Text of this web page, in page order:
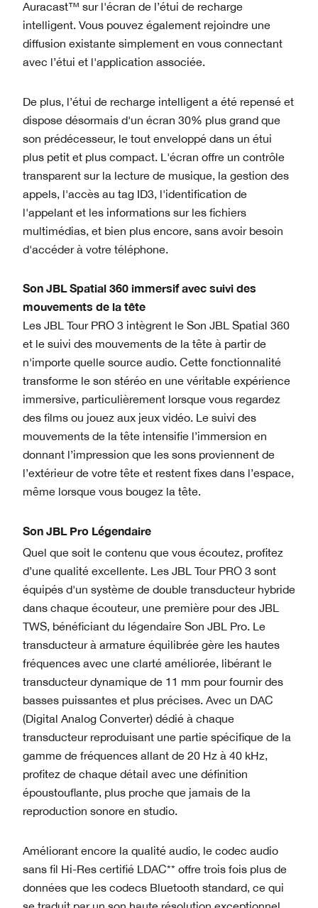
Auracast™ sur l'écran de l’étui de recharge
intelligent. Vous pouvez également rejoindre une
diffusion existante simplement en vous connectant
avec l’étui et l'application associée.
De plus, l’étui de recharge intelligent a été repensé et
dispose désormais d'un écran 30% plus grand que
son prédécesseur, le tout enveloppé dans un étui
plus petit et plus compact. L'écran offre un contrôle
transparent sur la lecture de musique, la gestion des
appels, l'accès au tag ID3, l'identification de
l'appelant et les informations sur les fichiers
multimédias, et bien plus encore, sans avoir besoin
d'accéder à votre téléphone.
Son JBL Spatial 360 immersif avec suivi des
mouvements de la tête
Les JBL Tour PRO 3 intègrent le Son JBL Spatial 360
et le suivi des mouvements de la tête à partir de
n'importe quelle source audio. Cette fonctionnalité
transforme le son stéréo en une véritable expérience
immersive, particulièrement lorsque vous regardez
des films ou jouez aux jeux vidéo. Le suivi des
mouvements de la tête intensifie l’immersion en
donnant l’impression que les sons proviennent de
l’extérieur de votre tête et restent fixes dans l’espace,
même lorsque vous bougez la tête.
Son JBL Pro Légendaire
Quel que soit le contenu que vous écoutez, profitez
d’une qualité excellente. Les JBL Tour PRO 3 sont
équipés d'un système de double transducteur hybride
dans chaque écouteur, une première pour des JBL
TWS, bénéficiant du légendaire Son JBL Pro. Le
transducteur à armature équilibrée gère les hautes
fréquences avec une clarté améliorée, libérant le
transducteur dynamique de 11 mm pour fournir des
basses puissantes et plus précises. Avec un DAC
(Digital Analog Converter) dédié à chaque
transducteur reproduisant une partie spécifique de la
gamme de fréquences allant de 20 Hz à 40 kHz,
profitez de chaque détail avec une définition
époustouflante, plus proche que jamais de la
reproduction sonore en studio.
Améliorant encore la qualité audio, le codec audio
sans fil Hi-Res certifié LDAC** offre trois fois plus de
données que les codecs Bluetooth standard, ce qui